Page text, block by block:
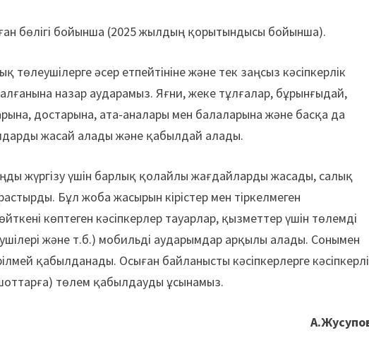
бөлігі бойынша (2025 жылдың қорытындысы бойынша).
төлеушілерге әсер етпейтініне және тек заңсыз кәсіпкерлік
назар аударамыз. Яғни, жеке тұлғалар, бұрынғыдай,
достарына, ата-аналары мен балаларына және басқа да
жасай алады және қабылдай алады.
жүргізу үшін барлық қолайлы жағдайларды жасады, салық
Бұл жоба жасырын кірістер мен тіркелмеген
көптеген кәсіпкерлер тауарлар, қызметтер үшін төлемді
және т.б.) мобильді аударымдар арқылы алады. Сонымен
қабылданады. Осыған байланысты кәсіпкерлерге
төлем қабылдауды ұсынамыз.